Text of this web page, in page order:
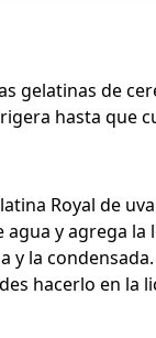
gelatinas de
hasta que
Royal de
agua y agrega la
y la
hacerlo en la